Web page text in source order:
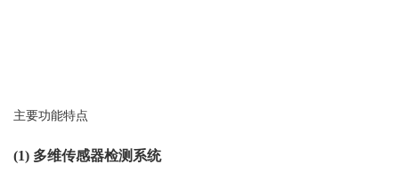
主要功能特点
(1) 多维传感器检测系统